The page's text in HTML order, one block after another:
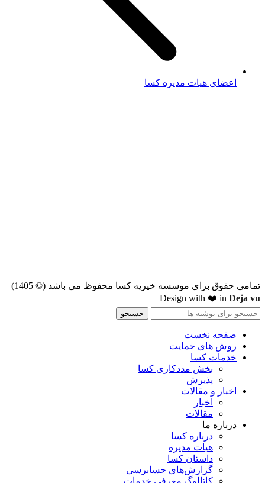
اعضای هیات مدیره کسا
تمامی حقوق برای موسسه خیریه کسا محفوظ می باشد (© 1405)
Design with ❤️ in Deja vu
جستجو
صفحه نخست
روش های حمایت
خدمات کسا
بخش مددکاری کسا
پذیرش
اخبار و مقالات
اخبار
مقالات
درباره ما
درباره کسا
هیات مدیره
داستان کسا
گزارش‌هاى حسابرسی
کاتالوگ معرفی خدمات